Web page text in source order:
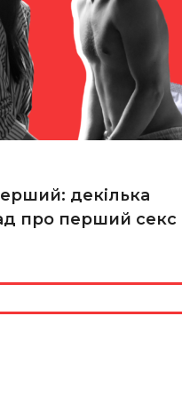
декілька
про перший секс